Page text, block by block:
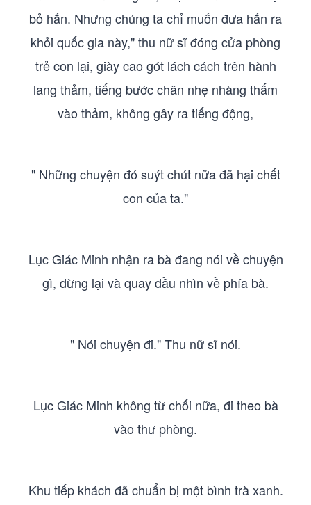
bỏ hắn. Nhưng chúng ta chỉ muốn đưa hắn ra
khỏi quốc gia này," thu nữ sĩ đóng cửa phòng
trẻ con lại, giày cao gót lách cách trên hành
lang thảm, tiếng bước chân nhẹ nhàng thấm
vào thảm, không gây ra tiếng động,
" Những chuyện đó suýt chút nữa đã hại chết
con của ta."
Lục Giác Minh nhận ra bà đang nói về chuyện
gì, dừng lại và quay đầu nhìn về phía bà.
" Nói chuyện đi." Thu nữ sĩ nói.
Lục Giác Minh không từ chối nữa, đi theo bà
vào thư phòng.
Khu tiếp khách đã chuẩn bị một bình trà xanh.